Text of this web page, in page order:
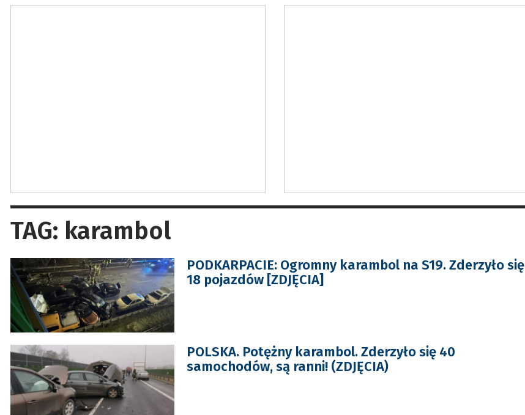
TAG: karambol
PODKARPACIE: Ogromny karambol na S19. Zderzyło się
18 pojazdów [ZDJĘCIA]
POLSKA. Potężny karambol. Zderzyło się 40
samochodów, są ranni! (ZDJĘCIA)